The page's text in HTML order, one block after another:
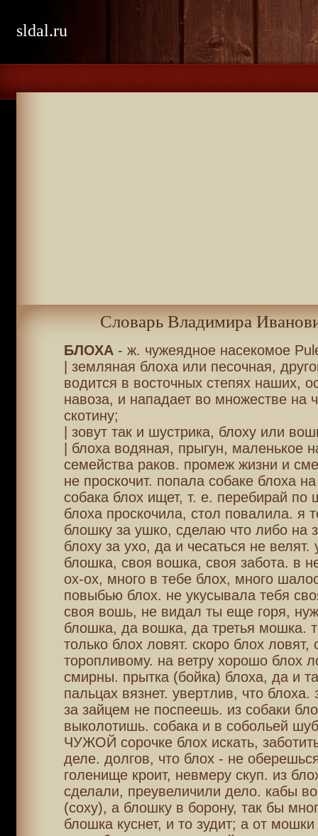
sldal.ru
Словарь Владимира
БЛОХА- ж. чужеядное насекомое
| земляная блоха или песочная,
водится в восточных степях наших,
навоза, и нападает во множестве на
скотину;
| зовут так и шустрика, блоху или
| блоха водяная, прыгун, маленькое
семейства раков. промеж жизни и
не проскочит. попала собаке блоха
собака блох ищет, т. е. перебирай по
блоха проскочила, стол повалила. я
блошку за ушко, сделаю что либо на
блоху за ухо, да и чесаться не велят.
блошка, своя вошка, своя забота. в
ох-ох, много в тебе блох, много
повыбью блох. не укусывала тебя
своя вошь, не видал ты еще горя,
блошка, да вошка, да третья мошка.
только блох ловят. скоро блох ловят,
торопливому. на ветру хорошо блох
смирны. прытка (бойка) блоха, да и
пальцах вязнет. увертлив, что блоха.
за зайцем не поспеешь. из собаки
выколотишь. собака и в собольей
ЧУЖОЙ сорочке блох искать,
деле. долгов, что блох - не
голенище кроит, невмеру скуп. из
сделали, преувеличили дело. кабы
(соху), а блошку в борону, так бы
блошка куснет, и то зудит; а от